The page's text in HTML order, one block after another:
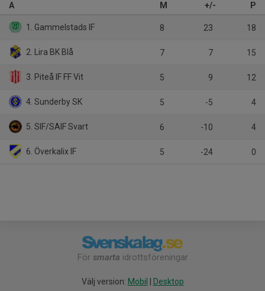
A
M +/- P
1. Gammelstads IF 8 23 18
2. Lira BK Blå 7 7 15
3. Piteå IF FF Vit 5 9 12
4. Sunderby SK 5 -5 4
5. SIF/SAIF Svart 6 -10 4
6. Överkalix IF 5 -24 0
För smarta idrottsföreningar
Välj version: Mobil Desktop